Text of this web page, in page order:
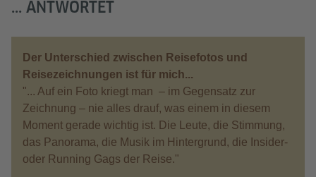
... ANTWORTET
Der Unterschied zwischen Reisefotos und
Reisezeichnungen ist für mich...
"... Auf ein Foto kriegt man ­– im Gegensatz zur
Zeichnung – nie alles drauf, was einem in diesem
Moment gerade wichtig ist. Die Leute, die Stimmung,
das Panorama, die Musik im Hintergrund, die Insider-
oder Running Gags der Reise."